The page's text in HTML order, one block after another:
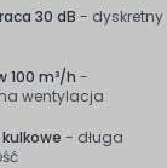
30 dB - dyskretny
100 m³/h -
wentylacja
- długa